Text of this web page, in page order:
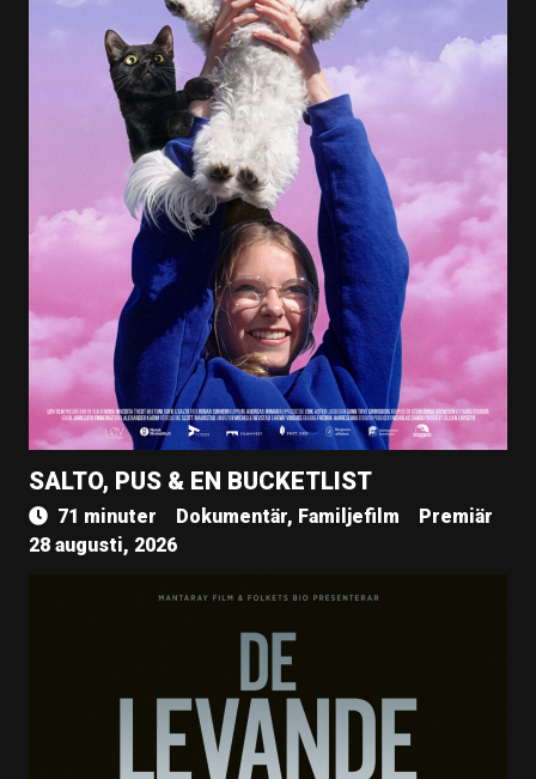
SALTO, PUS & EN BUCKETLIST
71 minuter Dokumentär, Familjefilm
Premiär
28 augusti, 2026